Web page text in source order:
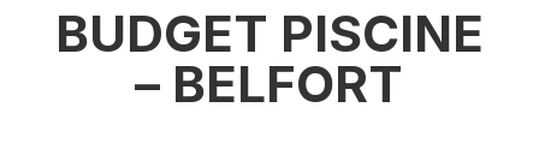
BUDGET PISCINE
– BELFORT